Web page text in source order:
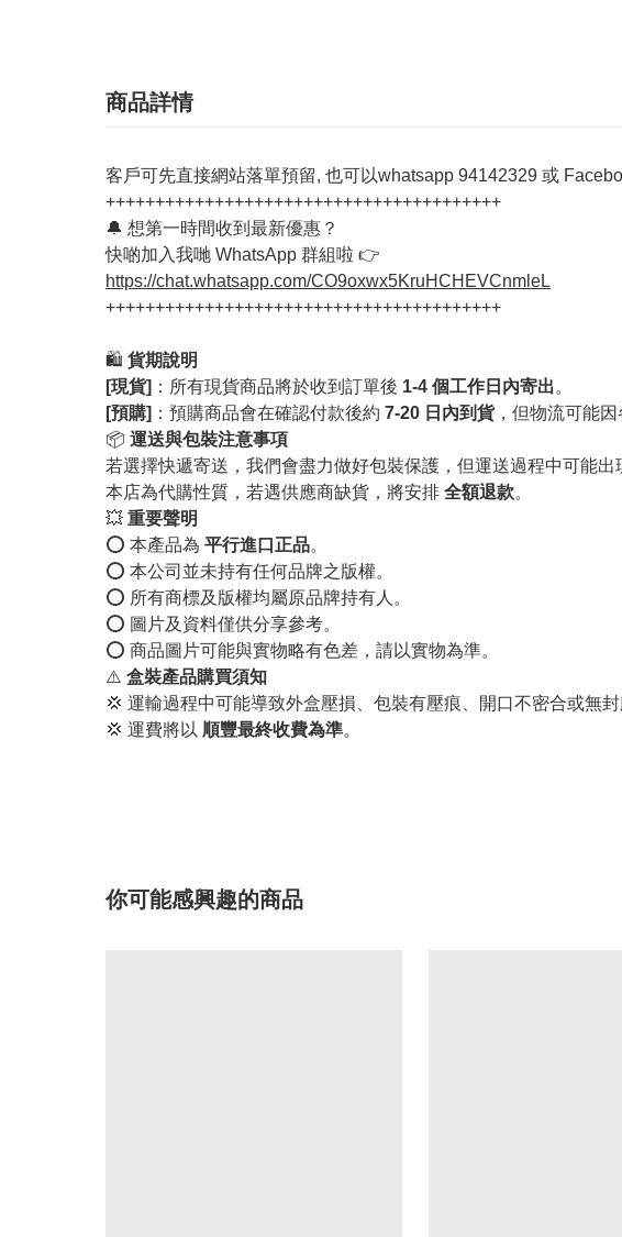
商品詳情
客戶可先直接網站落單預留, 也可以whatsapp 94142329 或
++++++++++++++++++++++++++++++++++++++++
🔔 想第一時間收到最新優惠？
快啲加入我哋 WhatsApp 群組啦 👉
https://chat.whatsapp.com/CO9oxwx5KruHCHEVCnmleL
++++++++++++++++++++++++++++++++++++++++
🛍️ 貨期說明
[現貨] ：所有現貨商品將於收到訂單後 1-4 個工作日內寄出。
[預購] ：預購商品會在確認付款後約 7-20 日內到貨，但物流可能因
📦 運送與包裝注意事項
若選擇快遞寄送，我們會盡力做好包裝保護，但運送過程中可能出
本店為代購性質，若遇供應商缺貨，將安排 全額退款。
💥 重要聲明
⭕️ 本產品為 平行進口正品。
⭕️ 本公司並未持有任何品牌之版權。
⭕️ 所有商標及版權均屬原品牌持有人。
⭕️ 圖片及資料僅供分享參考。
⭕️ 商品圖片可能與實物略有色差，請以實物為準。
⚠️ 盒裝產品購買須知
💢 運輸過程中可能導致外盒壓損、包裝有壓痕、開口不密合或無封
💢 運費將以 順豐最終收費為準。
你可能感興趣的商品